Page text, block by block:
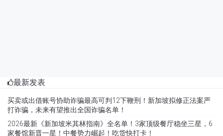
最新发表
买卖或出借账号协助诈骗最高可判12下鞭刑！新加坡拟修正法案严
打诈骗，未来有望推出全国诈骗名单！
2026最新《新加坡米其林指南》全名单！3家顶级餐厅稳坐三星，6
家餐馆新晋一星！中餐势力崛起！吃货快打卡！